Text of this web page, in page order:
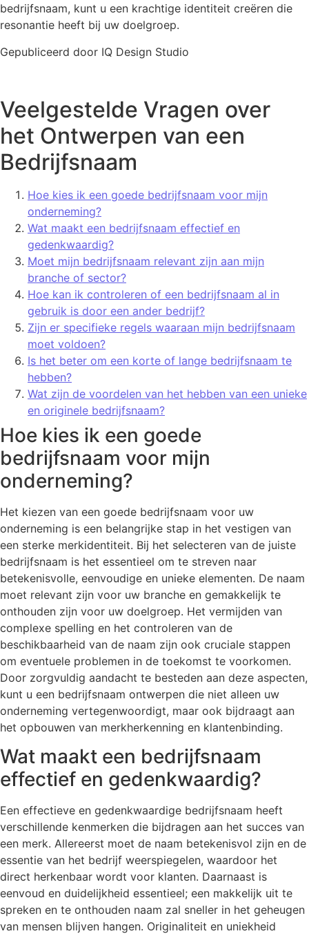
bedrijfsnaam, kunt u een krachtige identiteit creëren die
resonantie heeft bij uw doelgroep.
Gepubliceerd door IQ Design Studio
Veelgestelde Vragen over
het Ontwerpen van een
Bedrijfsnaam
Hoe kies ik een goede bedrijfsnaam voor mijn
onderneming?
Wat maakt een bedrijfsnaam effectief en
gedenkwaardig?
Moet mijn bedrijfsnaam relevant zijn aan mijn
branche of sector?
Hoe kan ik controleren of een bedrijfsnaam al in
gebruik is door een ander bedrijf?
Zijn er specifieke regels waaraan mijn bedrijfsnaam
moet voldoen?
Is het beter om een korte of lange bedrijfsnaam te
hebben?
Wat zijn de voordelen van het hebben van een unieke
en originele bedrijfsnaam?
Hoe kies ik een goede
bedrijfsnaam voor mijn
onderneming?
Het kiezen van een goede bedrijfsnaam voor uw
onderneming is een belangrijke stap in het vestigen van
een sterke merkidentiteit. Bij het selecteren van de juiste
bedrijfsnaam is het essentieel om te streven naar
betekenisvolle, eenvoudige en unieke elementen. De naam
moet relevant zijn voor uw branche en gemakkelijk te
onthouden zijn voor uw doelgroep. Het vermijden van
complexe spelling en het controleren van de
beschikbaarheid van de naam zijn ook cruciale stappen
om eventuele problemen in de toekomst te voorkomen.
Door zorgvuldig aandacht te besteden aan deze aspecten,
kunt u een bedrijfsnaam ontwerpen die niet alleen uw
onderneming vertegenwoordigt, maar ook bijdraagt aan
het opbouwen van merkherkenning en klantenbinding.
Wat maakt een bedrijfsnaam
effectief en gedenkwaardig?
Een effectieve en gedenkwaardige bedrijfsnaam heeft
verschillende kenmerken die bijdragen aan het succes van
een merk. Allereerst moet de naam betekenisvol zijn en de
essentie van het bedrijf weerspiegelen, waardoor het
direct herkenbaar wordt voor klanten. Daarnaast is
eenvoud en duidelijkheid essentieel; een makkelijk uit te
spreken en te onthouden naam zal sneller in het geheugen
van mensen blijven hangen. Originaliteit en uniekheid